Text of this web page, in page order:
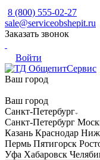
8 (800) 555-02-27
sale@serviceobshepit.ru
Заказать звонок
Войти
Ваш город
Ваш город
Санкт-Петербург
Санкт-Петербург
Казань Краснодар
Пермь Пятигорск
Уфа Хабаровск